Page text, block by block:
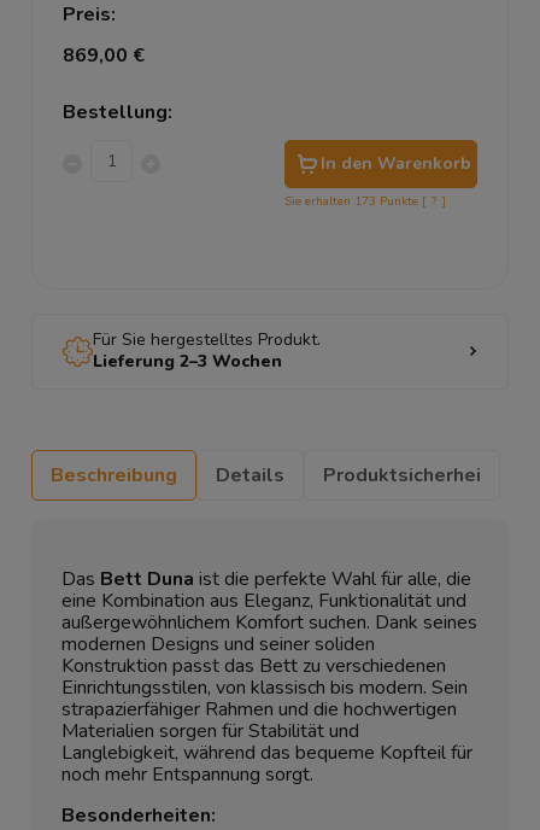
Preis:
869,00 €
Bestellung:
In den Warenkorb
Sie erhalten 173 Punkte [ ? ]
Für Sie hergestelltes Produkt.
Lieferung 2–3 Wochen
Beschreibung Details Produktsicherhei
Das Bett Duna ist die perfekte Wahl für alle, die
eine Kombination aus Eleganz, Funktionalität und
außergewöhnlichem Komfort suchen. Dank seines
modernen Designs und seiner soliden
Konstruktion passt das Bett zu verschiedenen
Einrichtungsstilen, von klassisch bis modern. Sein
strapazierfähiger Rahmen und die hochwertigen
Materialien sorgen für Stabilität und
Langlebigkeit, während das bequeme Kopfteil für
noch mehr Entspannung sorgt.
Besonderheiten: